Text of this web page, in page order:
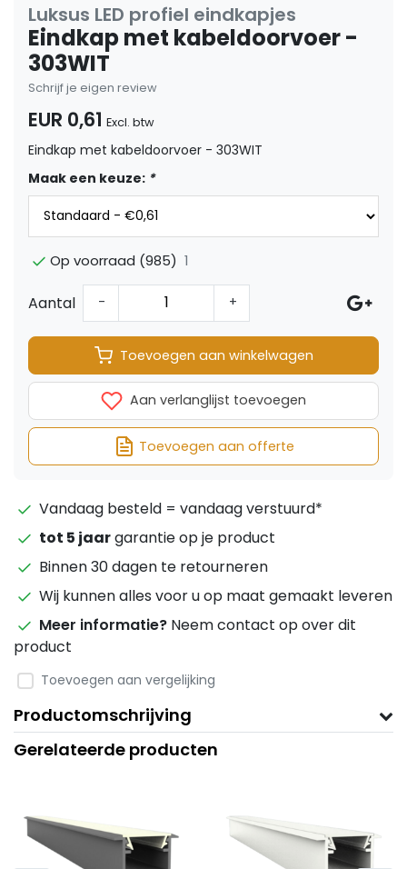
Luksus LED profiel eindkapjes
Eindkap met kabeldoorvoer -
303WIT
Schrijf je eigen review
EUR 0,61 Excl. btw
Eindkap met kabeldoorvoer - 303WIT
Maak een keuze: *
Op voorraad (985) 1
Aantal - +
Toevoegen aan winkelwagen
Aan verlanglijst toevoegen
Toevoegen aan offerte
Vandaag besteld = vandaag verstuurd*
tot 5 jaargarantie op je product
Binnen 30 dagen te retourneren
Wij kunnen alles voor u op maat gemaakt leveren
Meer informatie? Neem contact op over dit
product
Toevoegen aan vergelijking
Productomschrijving
Gerelateerde producten